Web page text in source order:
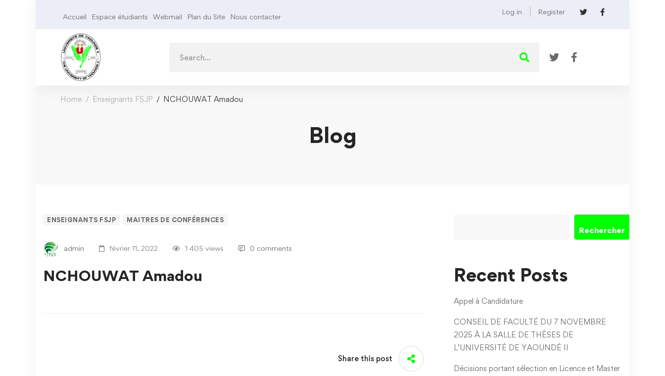
Accueil Espace étudiants Webmail Plan du Site Nous contacter
Log in Register
Home Enseignants FSJP NCHOUWAT Amadou
Blog
ENSEIGNANTS FSJP MAITRES DE CONFÉRENCES
admin février 11, 2022 1 405 views 0 comments
NCHOUWAT Amadou
Share this post
Rechercher
Recent Posts
Appel à Candidature
CONSEIL DE FACULTÉ DU 7 NOVEMBRE
2025 À LA SALLE DE THÈSES DE
L’UNIVERSITÉ DE YAOUNDÉ II
Décisions portant sélection en Licence et Master